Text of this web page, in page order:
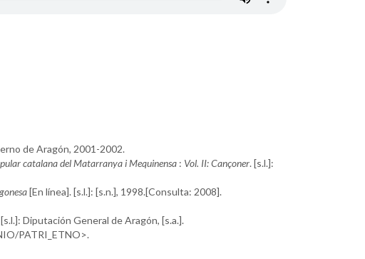
de Aragón, 2001-2002.
catalana del Matarranya i Mequinensa : Vol. II: Cançoner. [s.l.]:
[En línea]. [s.l.]: [s.n.], 1998.[Consulta: 2008].
Diputación General de Aragón, [s.a.].
PATRI_ETNO>.